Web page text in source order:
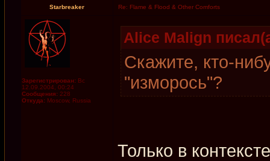
Starbreaker Re: Flame & Flood & Other Comforts
Зарегистрирован: Вс
12.09.2004, 00:24
Сообщения: 228
Откуда: Moscow, Russia
Alice Malign
Скажите, кто-
"изморось"?
Только в